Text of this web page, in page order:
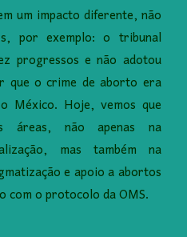
um impacto diferente, não
por exemplo: o tribunal
progressos e não adotou
que o crime de aborto era
México. Hoje, vemos que
áreas, não apenas na
mas também na
e apoio a abortos
com o protocolo da OMS.